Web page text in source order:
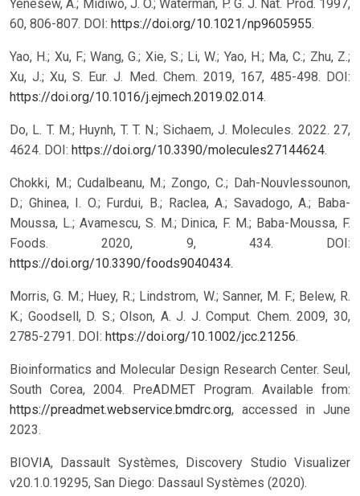
Yenesew, A.; Midiwo, J. O.; Waterman, P. G. J. Nat. Prod. 1997,
60, 806-807. DOI: https://doi.org/10.1021/np9605955.
Yao, H.; Xu, F.; Wang, G.; Xie, S.; Li, W.; Yao, H.; Ma, C.; Zhu, Z.;
Xu, J.; Xu, S. Eur. J. Med. Chem. 2019, 167, 485-498. DOI:
https://doi.org/10.1016/j.ejmech.2019.02.014.
Do, L. T. M.; Huynh, T. T. N.; Sichaem, J. Molecules. 2022. 27,
4624. DOI: https://doi.org/10.3390/molecules27144624.
Chokki, M.; Cudalbeanu, M.; Zongo, C.; Dah-Nouvlessounon,
D.; Ghinea, I. O.; Furdui, B.; Raclea, A.; Savadogo, A.; Baba-
Moussa, L.; Avamescu, S. M.; Dinica, F. M.; Baba-Moussa, F.
Foods. 2020, 9, 434. DOI:
https://doi.org/10.3390/foods9040434.
Morris, G. M.; Huey, R.; Lindstrom, W.; Sanner, M. F.; Belew, R.
K.; Goodsell, D. S.; Olson, A. J. J. Comput. Chem. 2009, 30,
2785-2791. DOI: https://doi.org/10.1002/jcc.21256.
Bioinformatics and Molecular Design Research Center. Seul,
South Corea, 2004. PreADMET Program. Available from:
https://preadmet.webservice.bmdrc.org, accessed in June
2023.
BIOVIA, Dassault Systèmes, Discovery Studio Visualizer
v20.1.0.19295, San Diego: Dassaul Systèmes (2020).